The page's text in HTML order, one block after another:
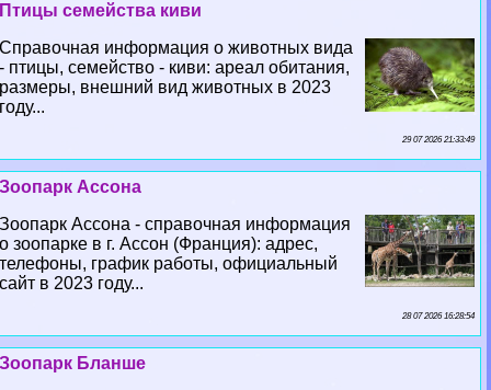
Птицы семейства киви
Справочная информация о животных вида
- птицы, семейство - киви: ареал обитания,
размеры, внешний вид животных в 2023
году...
29 07 2026 21:33:49
Зоопарк Ассона
Зоопарк Ассона - справочная информация
о зоопарке в г. Ассон (Франция): адрес,
телефоны, график работы, официальный
сайт в 2023 году...
28 07 2026 16:28:54
Зоопарк Бланше